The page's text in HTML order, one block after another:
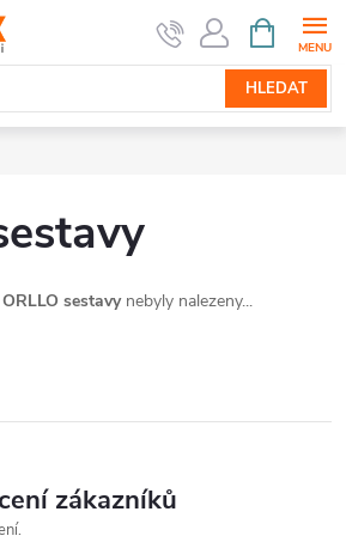
HLEDAT
NÁKUPNÍ
KOŠÍK
ORLLO sestavynebyly nalezeny...
zákazníků